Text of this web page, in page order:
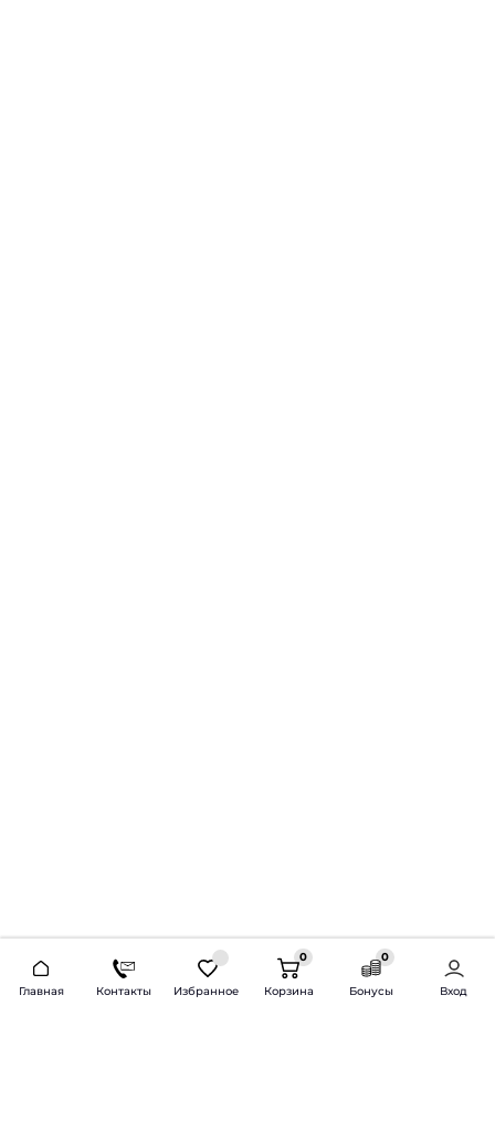
Главная Контакты Избранное
0
Корзина
0
Бонусы Вход
2026 © Продажа и установка автозвука.
Доставка по всей России и СНГ